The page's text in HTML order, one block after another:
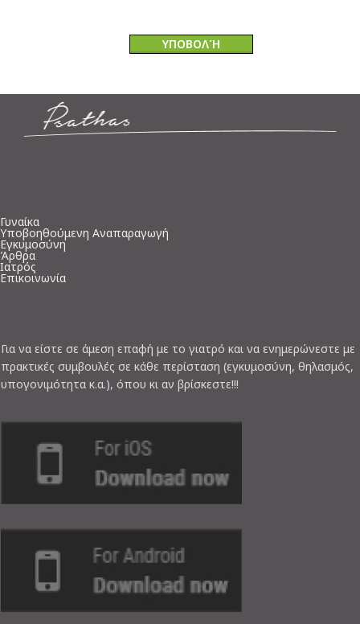
Γυναίκα
Υποβοηθούμενη Αναπαραγωγή
Εγκυμοσύνη
Άρθρα
Ιατρός
Επικοινωνία
Για να είστε σε άμεση επαφή με το γιατρό και να ενημερώνεστε με
πρακτικές συμβουλές σε κάθε περίσταση (εγκυμοσύνη, θηλασμός,
υπογονιμότητα κ.α.), όπου κι αν βρίσκεστε!!!